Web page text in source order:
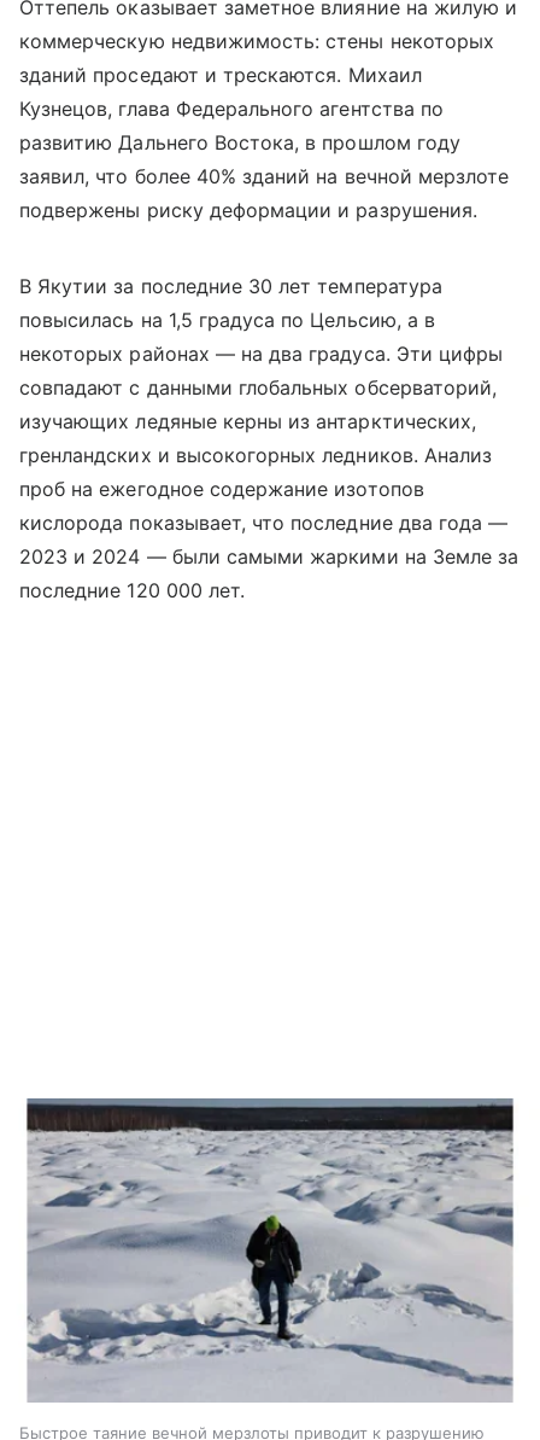
Оттепель оказывает заметное влияние на жилую и
коммерческую недвижимость: стены некоторых
зданий проседают и трескаются. Михаил
Кузнецов, глава Федерального агентства по
развитию Дальнего Востока, в прошлом году
заявил, что более 40% зданий на вечной мерзлоте
подвержены риску деформации и разрушения.
В Якутии за последние 30 лет температура
повысилась на 1,5 градуса по Цельсию, а в
некоторых районах — на два градуса. Эти цифры
совпадают с данными глобальных обсерваторий,
изучающих ледяные керны из антарктических,
гренландских и высокогорных ледников. Анализ
проб на ежегодное содержание изотопов
кислорода показывает, что последние два года —
2023 и 2024 — были самыми жаркими на Земле за
последние 120 000 лет.
Быстрое таяние вечной мерзлоты приводит к разрушению